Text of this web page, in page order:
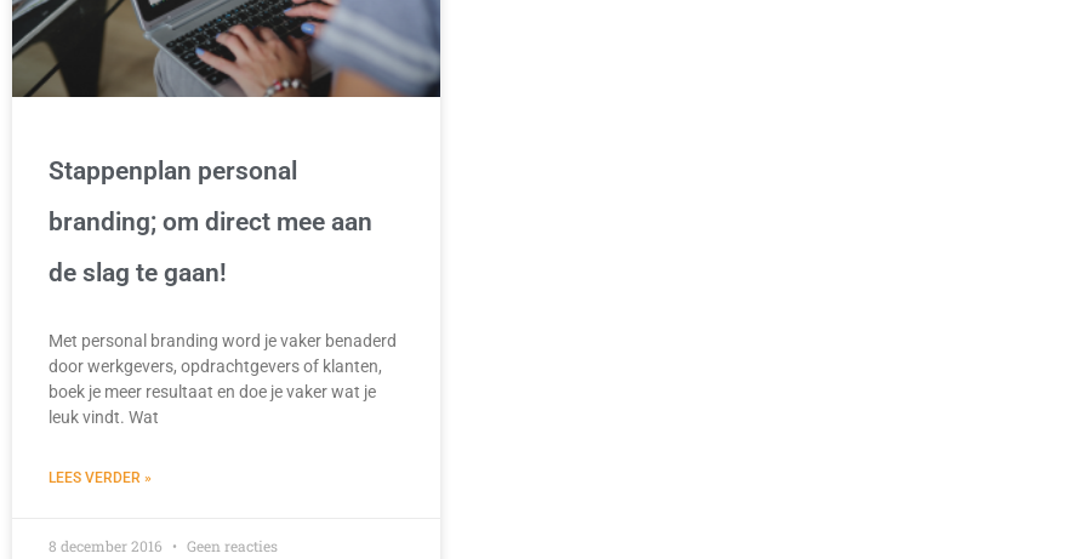
Stappenplan personal
branding; om direct mee aan
de slag te gaan!
Met personal branding word je vaker benaderd
door werkgevers, opdrachtgevers of klanten,
boek je meer resultaat en doe je vaker wat je
leuk vindt. Wat
LEES VERDER »
8 december 2016 Geen reacties